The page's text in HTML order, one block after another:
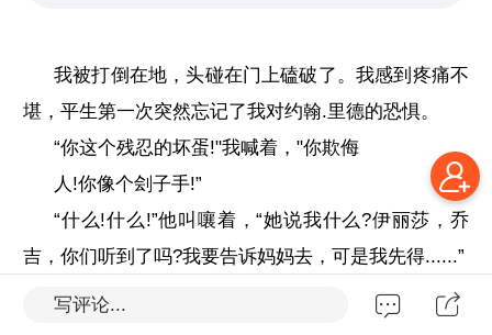
我被打倒在地，头碰在门上磕破了。我感到疼痛不
堪，平生第一次突然忘记了我对约翰.里德的恐惧。
“你这个残忍的坏蛋!"我喊着，"你欺侮
人!你像个刽子手!”
“什么!什么!”他叫嚷着，“她说我什么?伊丽莎，乔
吉，你们听到了吗?我要告诉妈妈去，可是我先得......”
他冲过来打我，不过现在他的对手是一
写评论...